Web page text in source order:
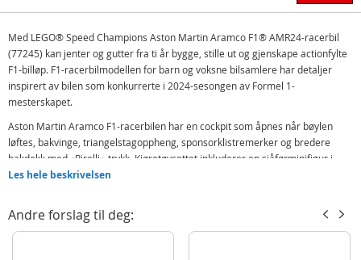
Med LEGO® Speed Champions Aston Martin Aramco F1® AMR24-racerbil
(77245) kan jenter og gutter fra ti år bygge, stille ut og gjenskape actionfylte
F1-billøp. F1-racerbilmodellen for barn og voksne bilsamlere har detaljer
inspirert av bilen som konkurrerte i 2024-sesongen av Formel 1-
mesterskapet.
Aston Martin Aramco F1-racerbilen har en cockpit som åpnes når bøylen
løftes, bakvinge, triangelstagoppheng, sponsorklistremerker og bredere
bakdekk med «Pirelli»-trykk. Kjøretøysettet inkluderer en sjåførminifigur i
Aston Martin Aramco F1-drakt og hjelm med vinge, som kan plasseres i
Med LEGO Speed Champions sett kan barn og racingfans bygge modeller av
verdens mest ikoniske kjøretøy, inkludert andre Formel 1-biler (selges
Les hele beskrivelsen
Andre forslag til deg: